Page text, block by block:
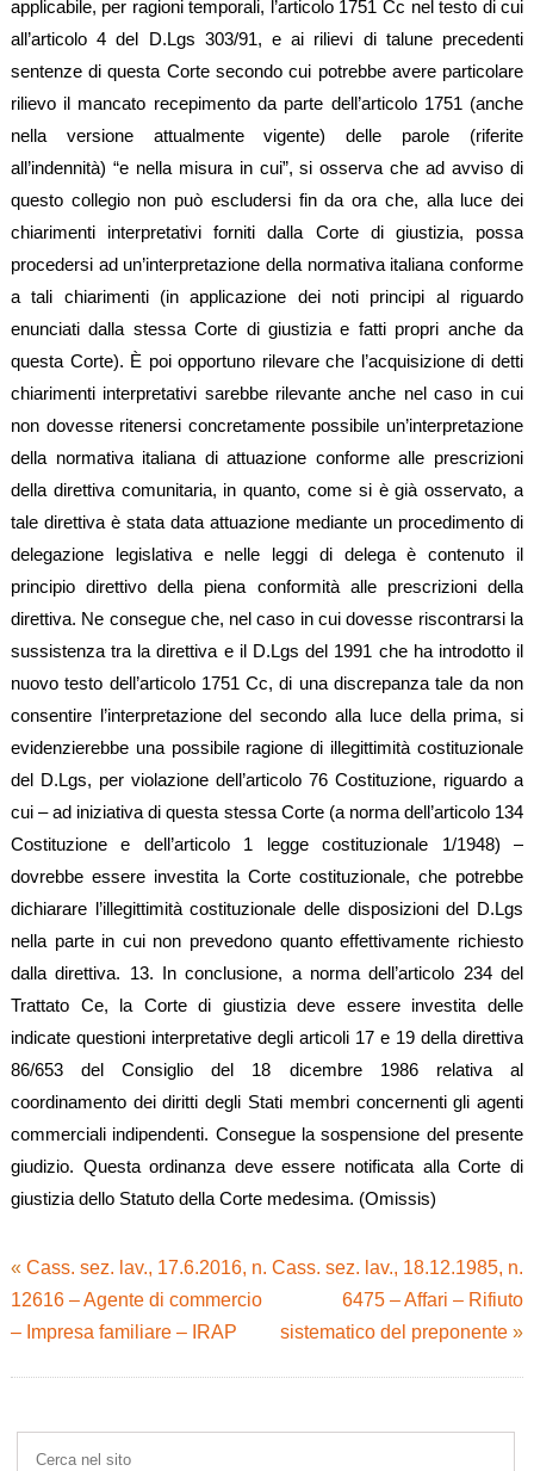
« Cass. sez. lav., 17.6.2016, n.
12616 – Agente di commercio
– Impresa familiare – IRAP
Cass. sez. lav., 18.12.1985, n.
6475 – Affari – Rifiuto
sistematico del preponente »